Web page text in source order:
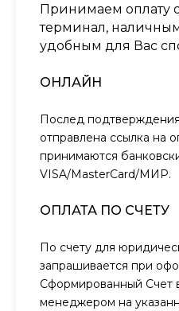
Принимаем оплату
терминал,
удобным для Вас
ОНЛАЙН
Послед
отправлена ссылка на
принимаются
VISA/MasterCard/МИР.
ОПЛАТА ПО СЧЕТУ
По счету для
запрашивается при
Сформированный Счет
менеджером на